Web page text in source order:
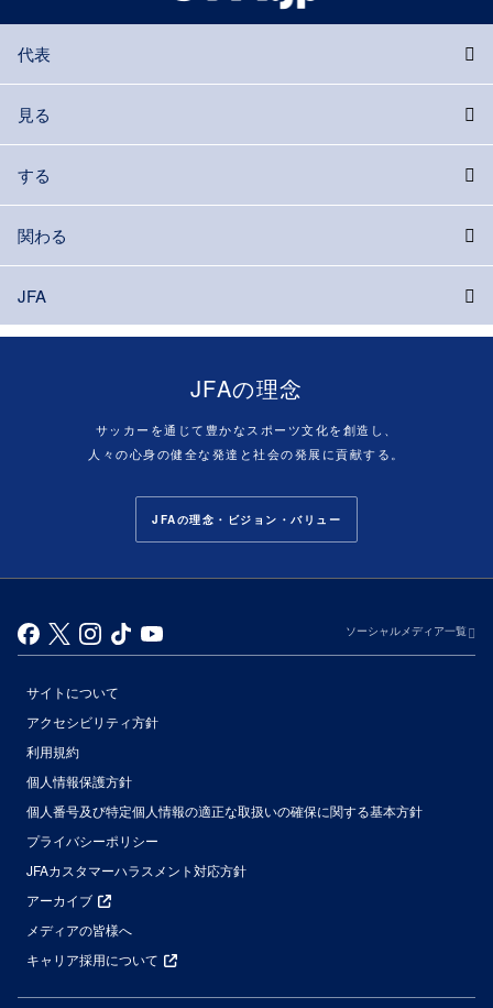
代表
見る
する
関わる
JFA
JFAの理念
サッカーを通じて豊かなスポーツ文化を創造し、
人々の心身の健全な発達と社会の発展に貢献する。
JFAの理念・ビジョン・バリュー
ソーシャルメディア一覧
サイトについて
アクセシビリティ方針
利用規約
個人情報保護方針
個人番号及び特定個人情報の適正な取扱いの確保に関する基本方針
プライバシーポリシー
JFAカスタマーハラスメント対応方針
アーカイブ
メディアの皆様へ
キャリア採用について